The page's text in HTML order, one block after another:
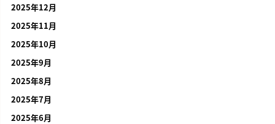
2025年12月
2025年11月
2025年10月
2025年9月
2025年8月
2025年7月
2025年6月